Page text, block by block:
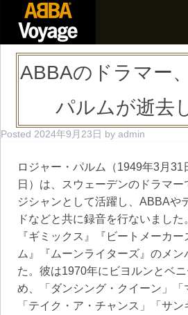
ABBAのドラマー
パルムが逝去
Posted 2024年9月23日 by admin
ロジャー・パルム（1949年3月31
日）は、スウェーデンのドラマ
ジシャンとして活躍し、ABBAや
ドなどと共に録音を行ないまし
『ギミックス』『ビートメーカ
ム』『ムーンライターズ』のメン
た。彼は1970年にビヨルンとベ
め、「ダンシング・クイーン」「
「テイク・ア・チャンス」「サン